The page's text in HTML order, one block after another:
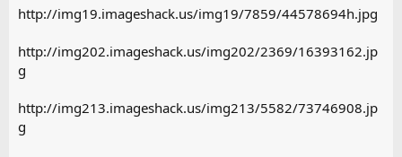
http://img19.imageshack.us/img19/7859/44578694h.jpg
http://img202.imageshack.us/img202/2369/16393162.jp
g
http://img213.imageshack.us/img213/5582/73746908.jp
g